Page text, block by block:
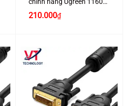
210.000₫